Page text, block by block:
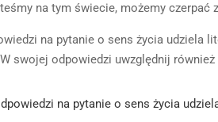
na tym świecie, możemy czerpać
na pytanie o sens życia udziela
swojej odpowiedzi uwzględnij
na pytanie o sens życia